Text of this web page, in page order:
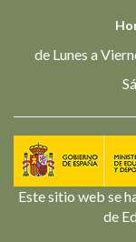
de Lunes a
Este sitio web se
de